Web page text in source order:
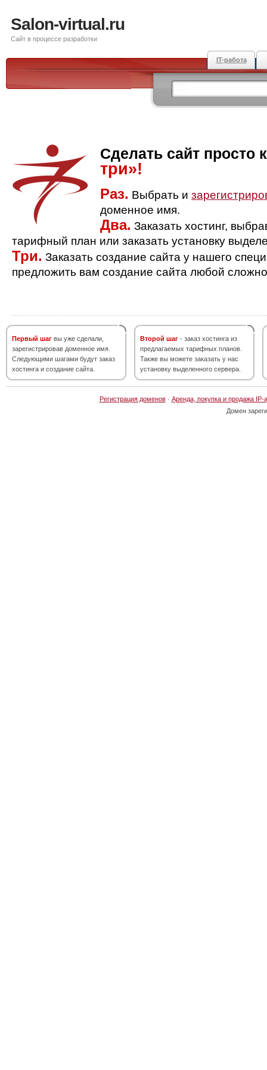
Salon-virtual.ru
Сайт в процессе разработки
IT-работа
Сделать сайт просто
три»!
Раз. Выбрать и
доменное имя.
Два. Заказать хостинг,
тарифный план или заказать установку
Три. Заказать создание сайта у нашего
предложить вам создание сайта любой
Первый шаг вы уже сделали,
зарегистрировав доменное имя.
Следующими шагами будут заказ
хостинга и создание сайта.
Второй шаг - заказ хостинга из
предлагаемых тарифных планов.
Также вы можете заказать у нас
установку выделенного сервера.
Регистрация доменов· Аренда, покупка и продажа IP-
Домен